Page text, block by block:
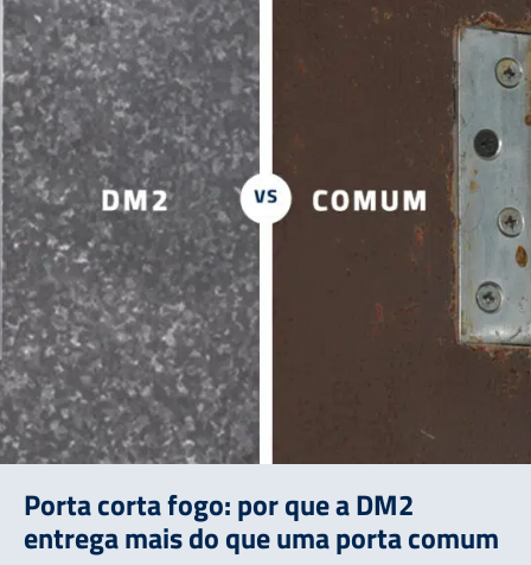
Porta corta fogo: por que a DM2
entrega mais do que uma porta comum